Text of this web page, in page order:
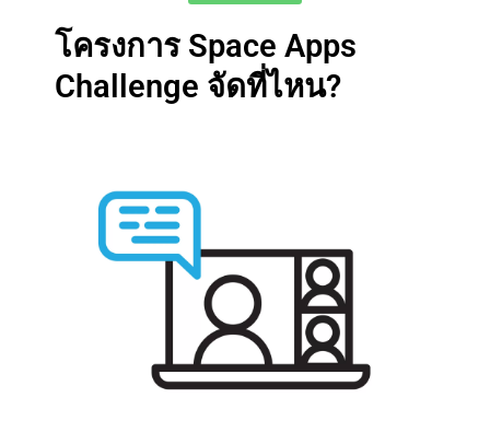
โครงการ Space Apps
Challenge จัดที่ไหน?